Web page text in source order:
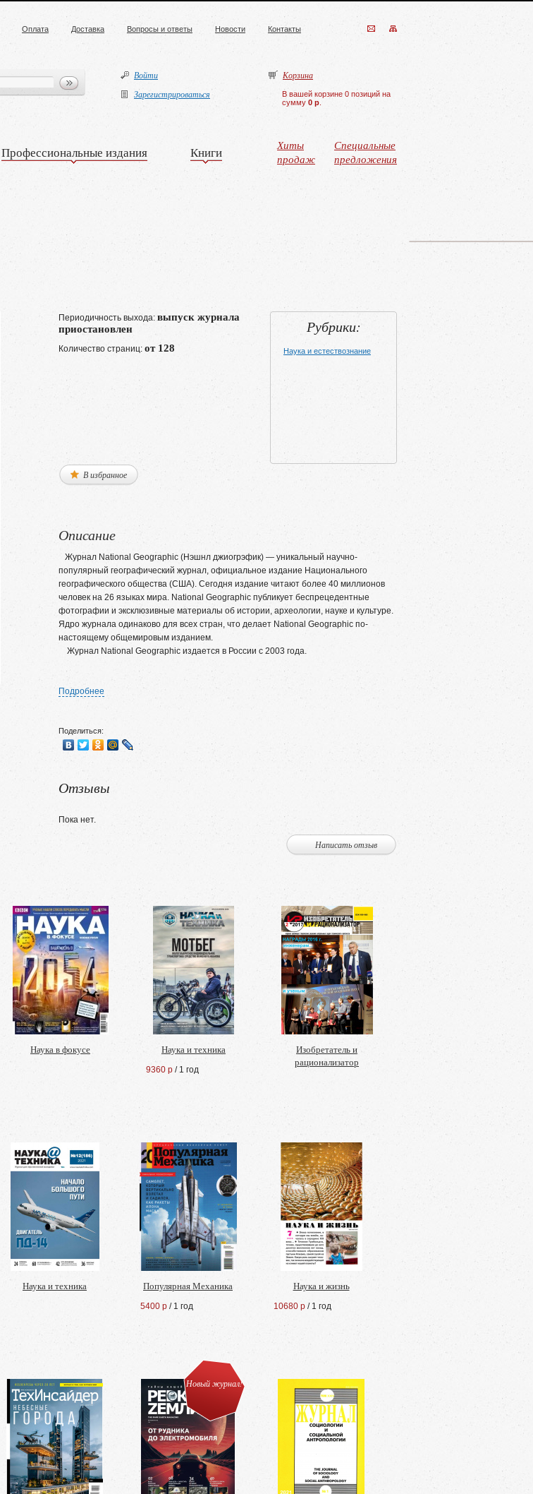
Оплата Доставка Вопросы и ответы Новости Контакты
Войти
Зарегистрироваться
Корзина
В вашей корзине 0 позиций на
сумму 0 р
Профессиональные издания Книги
Хиты
продаж
Специальные
предложения
Периодичность выхода: выпуск журнала
приостановлен
Количество страниц: от 128
Рубрики:
Наука и естествознание
В избранное
Описание
Журнал National Geographic (Нэшнл джиогрэфик) — уникальный научно-
популярный географический журнал, официальное издание Национального
географического общества (США). Сегодня издание читают более 40 миллионов
человек на 26 языках мира. National Geographic публикует беспрецедентные
фотографии и эксклюзивные материалы об истории, археологии, науке и культуре.
Ядро журнала одинаково для всех стран, что делает National Geographic по-
настоящему общемировым изданием.
Журнал National Geographic издается в России с 2003 года.
Подробнее
Поделиться:
Отзывы
Пока нет.
Написать отзыв
Наука в фокусе Наука и техника
9360 р / 1 год
Изобретатель и
рационализатор
Наука и техника Популярная Механика
5400 р / 1 год
Наука и жизнь
10680 р / 1 год
Новый журнал!